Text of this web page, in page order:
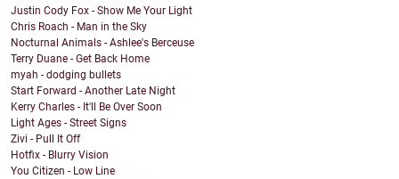
Justin Cody Fox - Show Me Your Light
Chris Roach - Man in the Sky
Nocturnal Animals - Ashlee's Berceuse
Terry Duane - Get Back Home
myah - dodging bullets
Start Forward - Another Late Night
Kerry Charles - It'll Be Over Soon
Light Ages - Street Signs
Zivi - Pull It Off
Hotfix - Blurry Vision
You Citizen - Low Line